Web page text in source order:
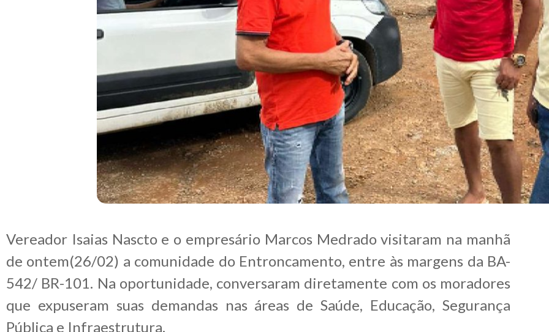
Vereador Isaias Nascto e o empresário Marcos Medrado visitaram na manhã
de ontem(26/02) a comunidade do Entroncamento, entre às margens da BA-
542/ BR-101. Na oportunidade, conversaram diretamente com os moradores
que expuseram suas demandas nas áreas de Saúde, Educação, Segurança
Pública e Infraestrutura.